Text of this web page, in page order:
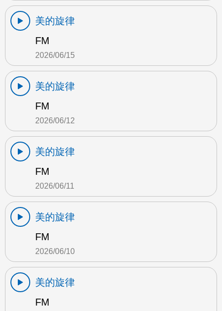
美的旋律
FM
2026/06/15
美的旋律
FM
2026/06/12
美的旋律
FM
2026/06/11
美的旋律
FM
2026/06/10
美的旋律
FM